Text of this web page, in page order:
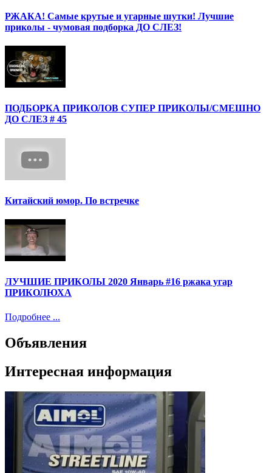
РЖАКА! Самые крутые и угарные шутки! Лучшие
приколы - чумовая подборка ДО СЛЕЗ!
ПОДБОРКА ПРИКОЛОВ СУПЕР ПРИКОЛЫ/СМЕШНО
ДО СЛЕЗ # 45
Китайский юмор. По встречке
ЛУЧШИЕ ПРИКОЛЫ 2020 Январь #16 ржака угар
ПРИКОЛЮХА
Подробнее ...
Объявления
Интересная информация